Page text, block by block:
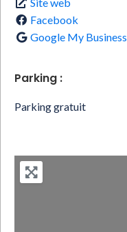
Facebook
Google My Business
Parking :
Parking gratuit